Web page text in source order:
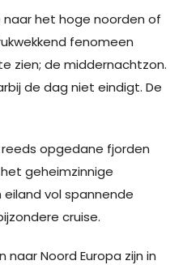
naar het hoge noorden of
fenomeen
zien; de middernachtzon.
de dag niet eindigt. De
opgedane fjorden
geheimzinnige
eiland vol spannende
cruise.
Noord Europa zijn in